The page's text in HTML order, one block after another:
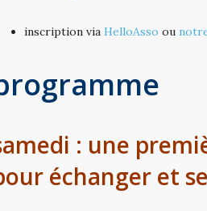
inscription via HelloAsso ou
: une
échanger et